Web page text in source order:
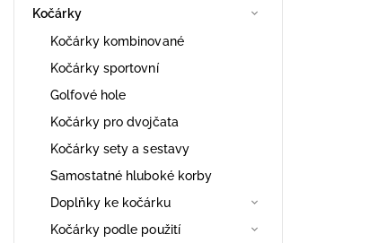
Kočárky
Kočárky kombinované
Kočárky sportovní
Golfové hole
Kočárky pro dvojčata
Kočárky sety a sestavy
Samostatné hluboké korby
Doplňky ke kočárku
Kočárky podle použití